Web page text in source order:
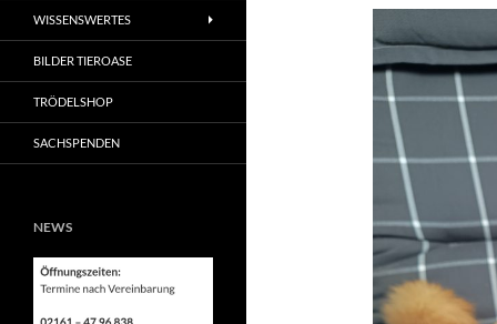
WISSENSWERTES
BILDER TIEROASE
TRÖDELSHOP
SACHSPENDEN
NEWS